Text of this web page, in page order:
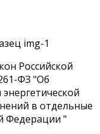
Российской
ФЗ "Об
в отдельные
Федерации "